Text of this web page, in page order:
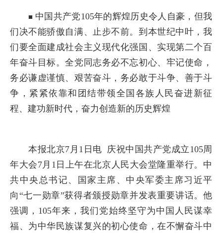
■ 中国共产党105年的辉煌历史令人自豪，但我
们决不能骄傲自满、止步不前。到本世纪中叶，我
们要全面建成社会主义现代化强国、实现第二个百
年奋斗目标。全党同志务必不忘初心、牢记使命，
务必谦虚谨慎、艰苦奋斗，务必敢于斗争、善于斗
争，紧紧依靠和团结带领全国各族人民奋进新征
程、建功新时代，奋力创造新的历史辉煌
本报北京7 月 1 日电 庆祝中国共产党成立105周
年大会7月 1 日上午在北京人民大会堂隆重举行。中
共中央总书记、国家主席、中央军委主席习近平
向“七一勋章”获得者颁授勋章并发表重要讲话。他
强调， 105年来，我们党始终坚守为中国人民谋幸
福、为中华民族谋复兴的初心使命，在不懈奋斗中